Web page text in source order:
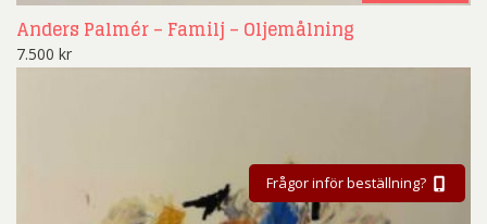
Anders Palmér – Familj – Oljemålning
7.500 kr
Frågor inför beställning?